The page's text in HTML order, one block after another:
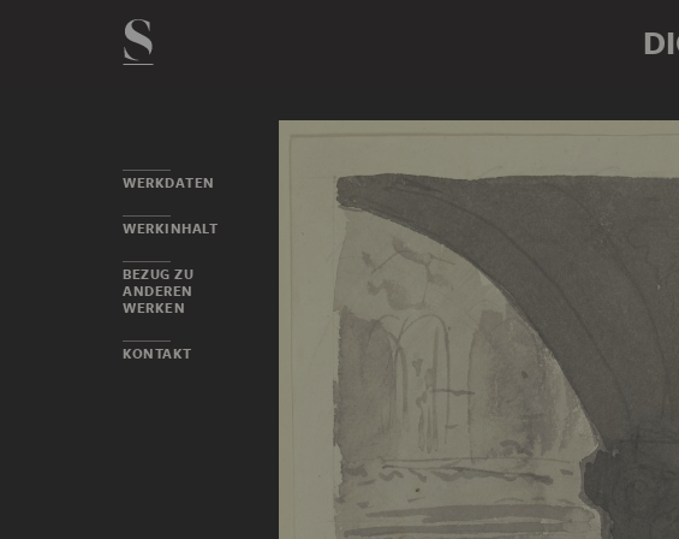
WERKDATEN
WERKINHALT
BEZUG ZU
ANDEREN
WERKEN
KONTAKT